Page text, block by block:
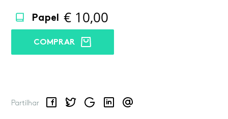
Papel € 10,00
COMPRAR
Partilhar
FacebookTwitterGoogle LinkedInEmail